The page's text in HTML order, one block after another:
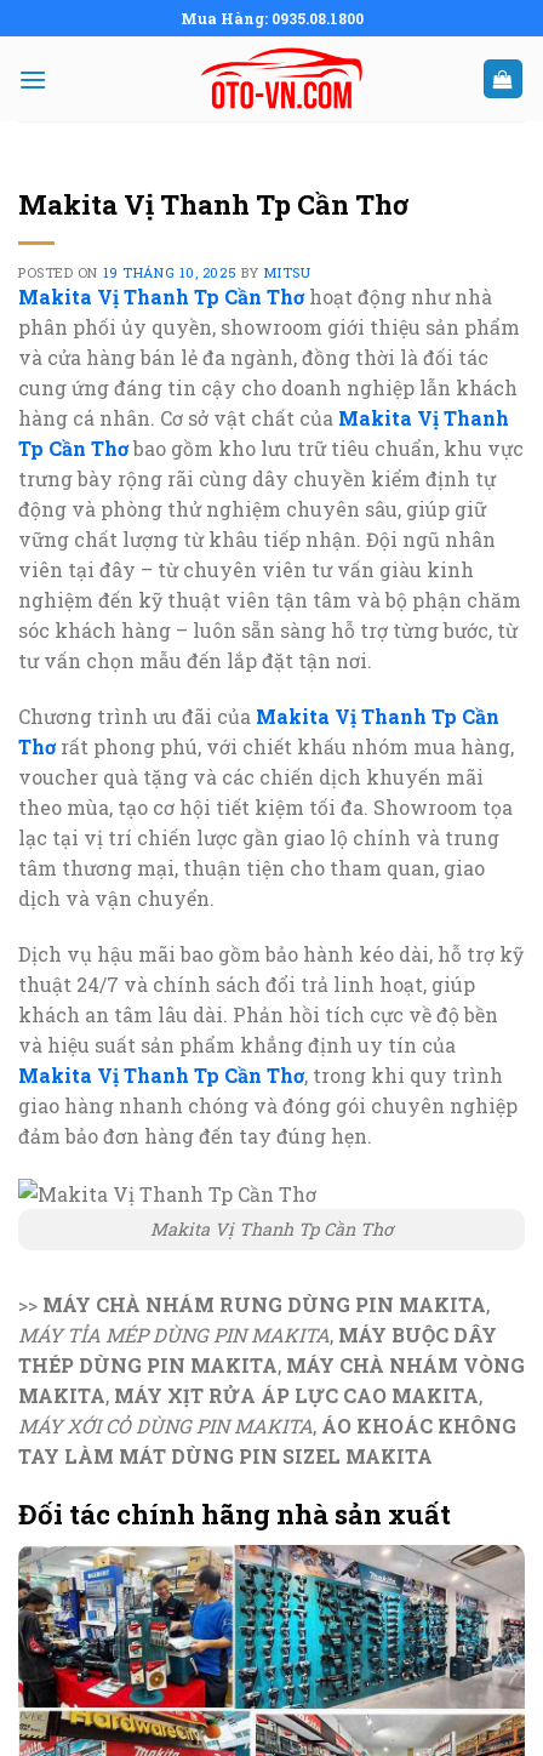
to
content
Mua Hàng: 0935.08.1800
Makita Vị Thanh Tp Cần Thơ
POSTED ON 19 THÁNG 10, 2025 BY MITSU
Makita Vị Thanh Tp Cần Thơhoạt động như nhà
phân phối ủy quyền, showroom giới thiệu sản phẩm
và cửa hàng bán lẻ đa ngành, đồng thời là đối tác
cung ứng đáng tin cậy cho doanh nghiệp lẫn khách
hàng cá nhân. Cơ sở vật chất của Makita Vị Thanh
Tp Cần Thơbao gồm kho lưu trữ tiêu chuẩn, khu vực
trưng bày rộng rãi cùng dây chuyền kiểm định tự
động và phòng thử nghiệm chuyên sâu, giúp giữ
vững chất lượng từ khâu tiếp nhận. Đội ngũ nhân
viên tại đây – từ chuyên viên tư vấn giàu kinh
nghiệm đến kỹ thuật viên tận tâm và bộ phận chăm
sóc khách hàng – luôn sẵn sàng hỗ trợ từng bước, từ
tư vấn chọn mẫu đến lắp đặt tận nơi.
Chương trình ưu đãi của Makita Vị Thanh Tp Cần
Thơrất phong phú, với chiết khấu nhóm mua hàng,
voucher quà tặng và các chiến dịch khuyến mãi
theo mùa, tạo cơ hội tiết kiệm tối đa. Showroom tọa
lạc tại vị trí chiến lược gần giao lộ chính và trung
tâm thương mại, thuận tiện cho tham quan, giao
dịch và vận chuyển.
Dịch vụ hậu mãi bao gồm bảo hành kéo dài, hỗ trợ kỹ
thuật 24/7 và chính sách đổi trả linh hoạt, giúp
khách an tâm lâu dài. Phản hồi tích cực về độ bền
và hiệu suất sản phẩm khẳng định uy tín của
Makita Vị Thanh Tp Cần Thơ, trong khi quy trình
giao hàng nhanh chóng và đóng gói chuyên nghiệp
đảm bảo đơn hàng đến tay đúng hẹn.
Makita Vị Thanh Tp Cần Thơ
>> MÁY CHÀ NHÁM RUNG DÙNG PIN MAKITA,
MÁY TỈA MÉP DÙNG PIN MAKITA, MÁY BUỘC DÂY
THÉP DÙNG PIN MAKITA, MÁY CHÀ NHÁM VÒNG
MAKITA, MÁY XỊT RỬA ÁP LỰC CAO MAKITA,
MÁY XỚI CỎ DÙNG PIN MAKITA, ÁO KHOÁC KHÔNG
TAY LÀM MÁT DÙNG PIN SIZEL MAKITA
Đối tác chính hãng nhà sản xuất